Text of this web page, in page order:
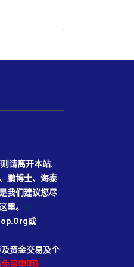
请离开本站.
鹏博士、海泰
我们建议您尽
里。
或
资金交易及个
免责申明》